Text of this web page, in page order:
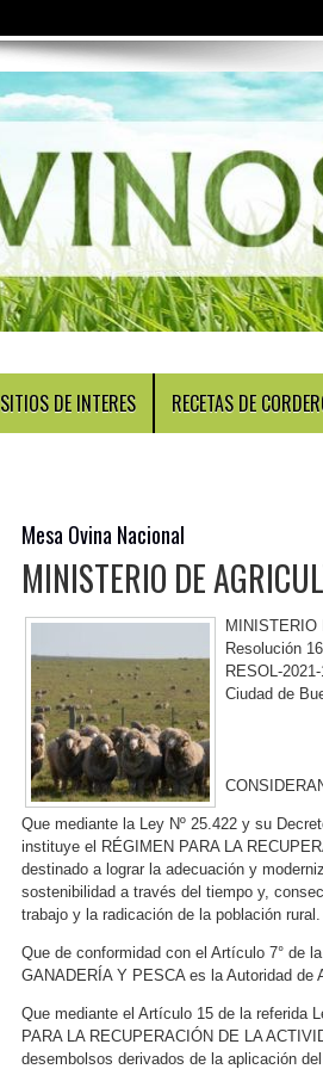
SITIOS DE INTERES RECETAS DE
Mesa Ovina Nacional
MINISTERIO DE
MINISTERIO
Resolución
RESOL-
Ciudad de
Que mediante la Ley Nº 25.422 y su
instituye el RÉGIMEN PARA LA
destinado a lograr la adecuación y
sostenibilidad a través del tiempo y,
trabajo y la radicación de la población rural.
Que de conformidad con el Artículo 7° de
GANADERÍA Y PESCA es la Autoridad de
Que mediante el Artículo 15 de la referida
PARA LA RECUPERACIÓN DE LA
desembolsos derivados de la aplicación